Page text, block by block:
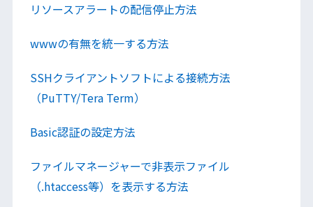
リソースアラートの配信停止方法
wwwの有無を統一する方法
SSHクライアントソフトによる接続方法
（PuTTY/Tera Term）
Basic認証の設定方法
ファイルマネージャーで非表示ファイル
（.htaccess等）を表示する方法